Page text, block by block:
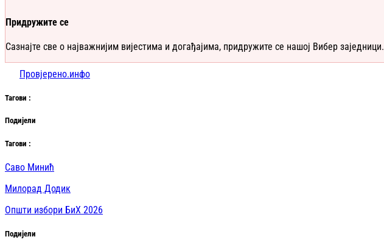
Придружите се
Сазнајте све о најважнијим вијестима и догађајима, придружите се нашој Вибер заједници.
Провјерено.инфо
Тагови :
Подијели
Тагови :
Саво Минић
Милорад Додик
Општи избори БиХ 2026
Подијели